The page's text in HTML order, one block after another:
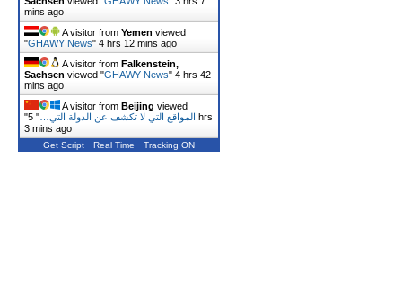
mins ago
A visitor from Yemen viewed
"GHAWY News" 4 hrs 12 mins ago
A visitor from Falkenstein,
Sachsen viewed "GHAWY News" 4 hrs 42
mins ago
A visitor from Beijing viewed
"
المواقع التي لا تكشف عن الدولة التي… "
5 hrs
3 mins ago
Get Script Real Time Tracking ON